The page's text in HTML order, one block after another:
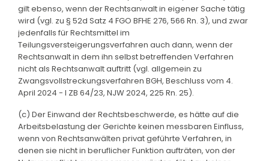
gilt ebenso, wenn der Rechtsanwalt in eigener Sache tätig
wird (vgl. zu § 52d Satz 4 FGO BFHE 276, 566 Rn. 3), und zwar
jedenfalls für Rechtsmittel im
Teilungsversteigerungsverfahren auch dann, wenn der
Rechtsanwalt in dem ihn selbst betreffenden Verfahren
nicht als Rechtsanwalt auftritt (vgl. allgemein zu
Zwangsvollstreckungsverfahren BGH, Beschluss vom 4.
April 2024 - I ZB 64/23, NJW 2024, 225 Rn. 25).
(c) Der Einwand der Rechtsbeschwerde, es hätte auf die
Arbeitsbelastung der Gerichte keinen messbaren Einfluss,
wenn von Rechtsanwälten privat geführte Verfahren, in
denen sie nicht in beruflicher Funktion aufträten, von der